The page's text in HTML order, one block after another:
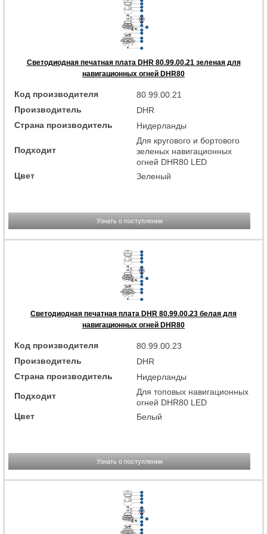
Светодиодная печатная плата DHR 80.99.00.21 зеленая для
навигационных огней DHR80
Код производителя
80.99.00.21
Производитель
DHR
Страна производитель
Нидерланды
Подходит
Для кругового и бортового
зеленых навигационных
огней DHR80 LED
Цвет
Зеленый
Узнать о поступлении
Светодиодная печатная плата DHR 80.99.00.23 белая для
навигационных огней DHR80
Код производителя
80.99.00.23
Производитель
DHR
Страна производитель
Нидерланды
Подходит
Для топовых навигационных
огней DHR80 LED
Цвет
Белый
Узнать о поступлении